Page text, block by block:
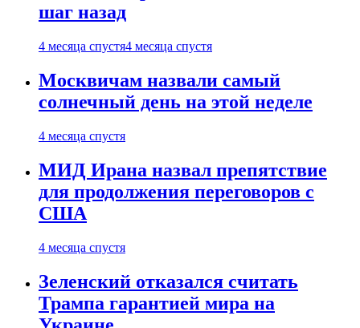
шаг назад
4 месяца спустя4 месяца спустя
Москвичам назвали самый
солнечный день на этой неделе
4 месяца спустя
МИД Ирана назвал препятствие
для продолжения переговоров с
США
4 месяца спустя
Зеленский отказался считать
Трампа гарантией мира на